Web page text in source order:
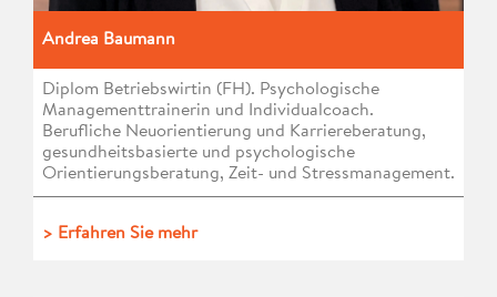
Andrea Baumann
Diplom Betriebswirtin (FH). Psychologische
Managementtrainerin und Individualcoach.
Berufliche Neuorientierung und Karriereberatung,
gesundheitsbasierte und psychologische
Orientierungsberatung, Zeit- und Stressmanagement.
> Erfahren Sie mehr